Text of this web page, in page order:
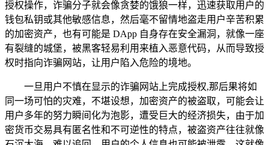
授权操作，诈骗分子就会像贪婪的饿狼一样，迅速获取用户的
钱包私钥或其他敏感信息，然后毫不留情地盗走用户辛苦积累
的加密资产，也有可能是 DApp 自身存在安全漏洞，就像一座
有裂缝的城堡，被黑客轻易利用来植入恶意代码，从而导致授
权时指向诈骗网站，让用户陷入危险的境地。
一旦用户不慎在显示的诈骗网站上完成授权,那后果将如
同一场可怕的灾难，不堪设想，加密资产的被盗取，可能会让
用户多年的努力瞬间化为泡影，遭受巨大的经济损失，由于加
密货币交易具有匿名性和不可逆性的特点，被盗资产往往就像